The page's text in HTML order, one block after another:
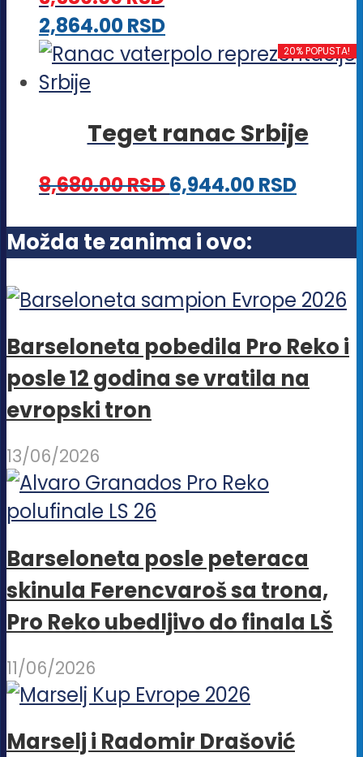
mogu
biti
izabrane
stranici
proizvoda.
2,864.00RSDOvaj
proizvod
varijanti.
mogu
biti
izabrane
stranici
proizvoda.
20% POPUSTA!
Teget ranac Srbije
8,680.00RSD6,944.00RSD
Možda te zanima i ovo:
Barseloneta pobedila Pro Reko i
posle 12 godina se vratila na
evropski tron
13/06/2026
Barseloneta posle peteraca
skinula Ferencvaroš sa trona,
Pro Reko ubedljivo do finala LŠ
11/06/2026
Marselj i Radomir Drašović